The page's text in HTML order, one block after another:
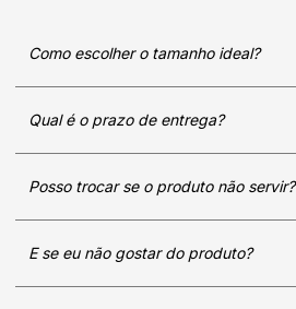
Como escolher o tamanho ideal?
Qual é o prazo de entrega?
Posso trocar se o produto não servir?
E se eu não gostar do produto?